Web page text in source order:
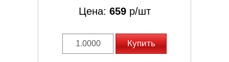
Цена: 659р/шт
Купить